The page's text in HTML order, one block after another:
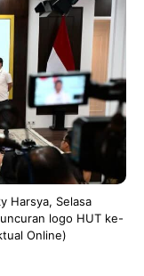
Harsya, Selasa
logo HUT ke-
Online)